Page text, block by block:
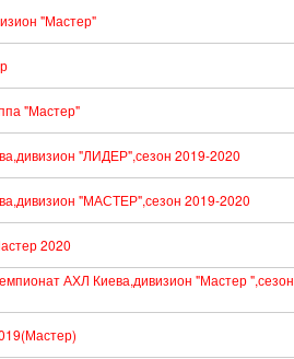
"Мастер"
"Мастер"
"ЛИДЕР",сезон 2019-2020
"МАСТЕР",сезон 2019-2020
2020
АХЛ Киева,дивизион "Мастер ",сезон